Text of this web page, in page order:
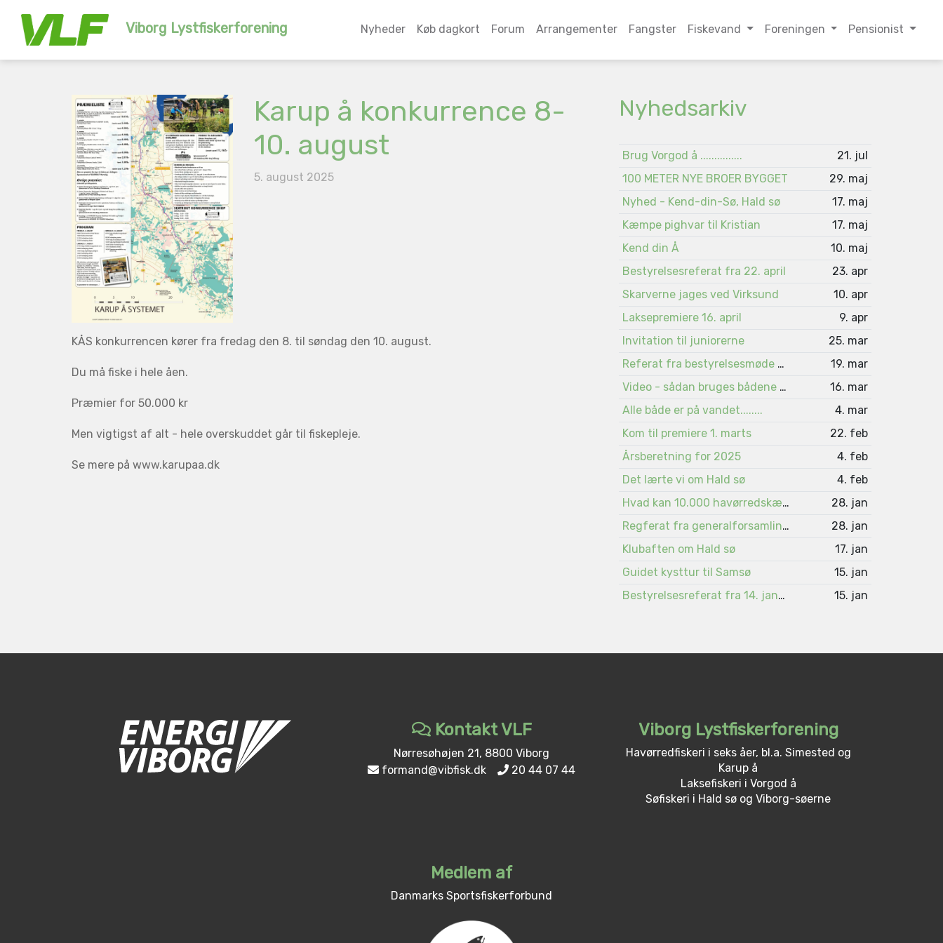
Viborg Lystfiskerforening Nyheder Køb dagkort Forum Arrangementer Fangster Fiskevand Foreningen Pensionist
Karup å konkurrence 8-
10. august
5. august 2025
KÅS konkurrencen kører fra fredag den 8. til søndag den 10. august.
Du må fiske i hele åen.
Præmier for 50.000 kr
Men vigtigst af alt - hele overskuddet går til fiskepleje.
Se mere på www.karupaa.dk
Nyhedsarkiv
Brug Vorgod å ...............
21. jul
100 METER NYE BROER BYGGET
29. maj
Nyhed - Kend-din-Sø, Hald sø
17. maj
Kæmpe pighvar til Kristian
17. maj
Kend din Å
10. maj
Bestyrelsesreferat fra 22. april
23. apr
Skarverne jages ved Virksund
10. apr
Laksepremiere 16. april
9. apr
Invitation til juniorerne
25. mar
Referat fra bestyrelsesmøde 4. marts
19. mar
Video - sådan bruges bådene på Viborgsøerne
16. mar
Alle både er på vandet........
4. mar
Kom til premiere 1. marts
22. feb
Årsberetning for 2025
4. feb
Det lærte vi om Hald sø
4. feb
Hvad kan 10.000 havørredskæl fortælle ?
28. jan
Regferat fra generalforsamlingen 2026
28. jan
Klubaften om Hald sø
17. jan
Guidet kysttur til Samsø
15. jan
Bestyrelsesreferat fra 14. januar 2026
15. jan
Kontakt VLF
Nørresøhøjen 21, 8800 Viborg
formand@vibfisk.dk
20 44 07 44
Medlem af
Danmarks Sportsfiskerforbund
Viborg Lystfiskerforening
Havørredfiskeri i seks åer, bl.a. Simested og
Karup å
Laksefiskeri i Vorgod å
Søfiskeri i Hald sø og Viborg-søerne